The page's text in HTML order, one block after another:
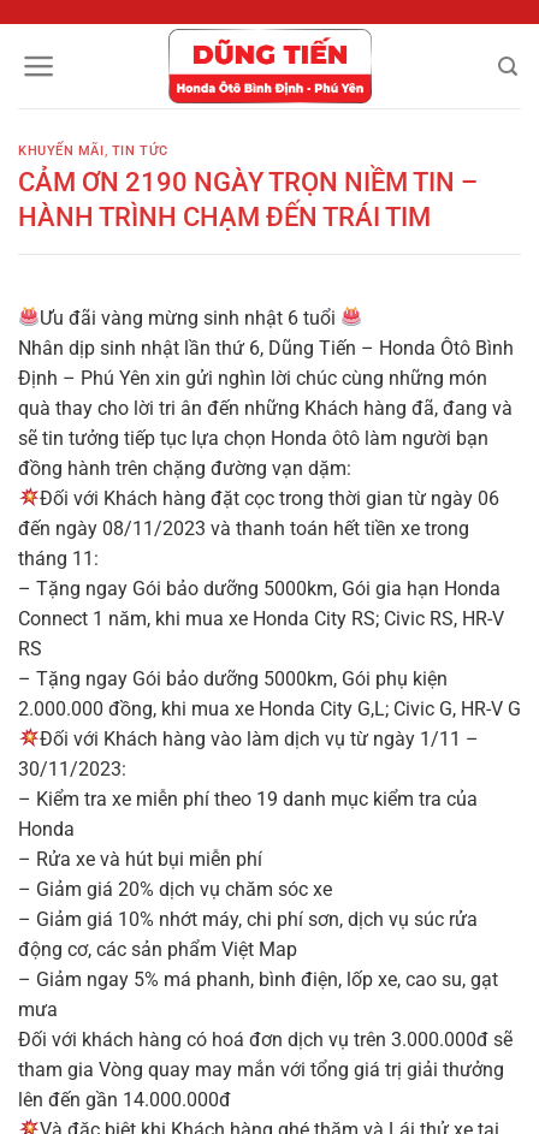
nội
KHUYẾN MÃI, TIN TỨC
CẢM ƠN 2190 NGÀY TRỌN NIỀM TIN –
HÀNH TRÌNH CHẠM ĐẾN TRÁI TIM️
Ưu đãi vàng mừng sinh nhật 6 tuổi
Nhân dịp sinh nhật lần thứ 6, Dũng Tiến – Honda Ôtô Bình
Định – Phú Yên xin gửi nghìn lời chúc cùng những món
quà thay cho lời tri ân đến những Khách hàng đã, đang và
sẽ tin tưởng tiếp tục lựa chọn Honda ôtô làm người bạn
đồng hành trên chặng đường vạn dặm:
Đối với Khách hàng đặt cọc trong thời gian từ ngày 06
đến ngày 08/11/2023 và thanh toán hết tiền xe trong
tháng 11:
– Tặng ngay Gói bảo dưỡng 5000km, Gói gia hạn Honda
Connect 1 năm, khi mua xe Honda City RS; Civic RS, HR-V
RS
– Tặng ngay Gói bảo dưỡng 5000km, Gói phụ kiện
2.000.000 đồng, khi mua xe Honda City G,L; Civic G, HR-V G
Đối với Khách hàng vào làm dịch vụ từ ngày 1/11 –
30/11/2023:
– Kiểm tra xe miễn phí theo 19 danh mục kiểm tra của
Honda
– Rửa xe và hút bụi miễn phí
– Giảm giá 20% dịch vụ chăm sóc xe
– Giảm giá 10% nhớt máy, chi phí sơn, dịch vụ súc rửa
động cơ, các sản phẩm Việt Map
– Giảm ngay 5% má phanh, bình điện, lốp xe, cao su, gạt
mưa
Đối với khách hàng có hoá đơn dịch vụ trên 3.000.000đ sẽ
tham gia Vòng quay may mắn với tổng giá trị giải thưởng
lên đến gần 14.000.000đ
Và đặc biệt khi Khách hàng ghé thăm và Lái thử xe tại